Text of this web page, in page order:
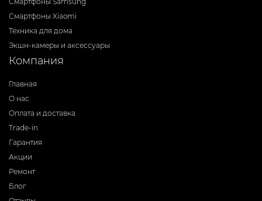
Смартфоны Xiaomi
Техника для дома
Экшн-камеры и аксессуары
Компания
Главная
О нас
Оплата и доставка
Trade-in
Гарантия
Акции
Ремонт
Блог